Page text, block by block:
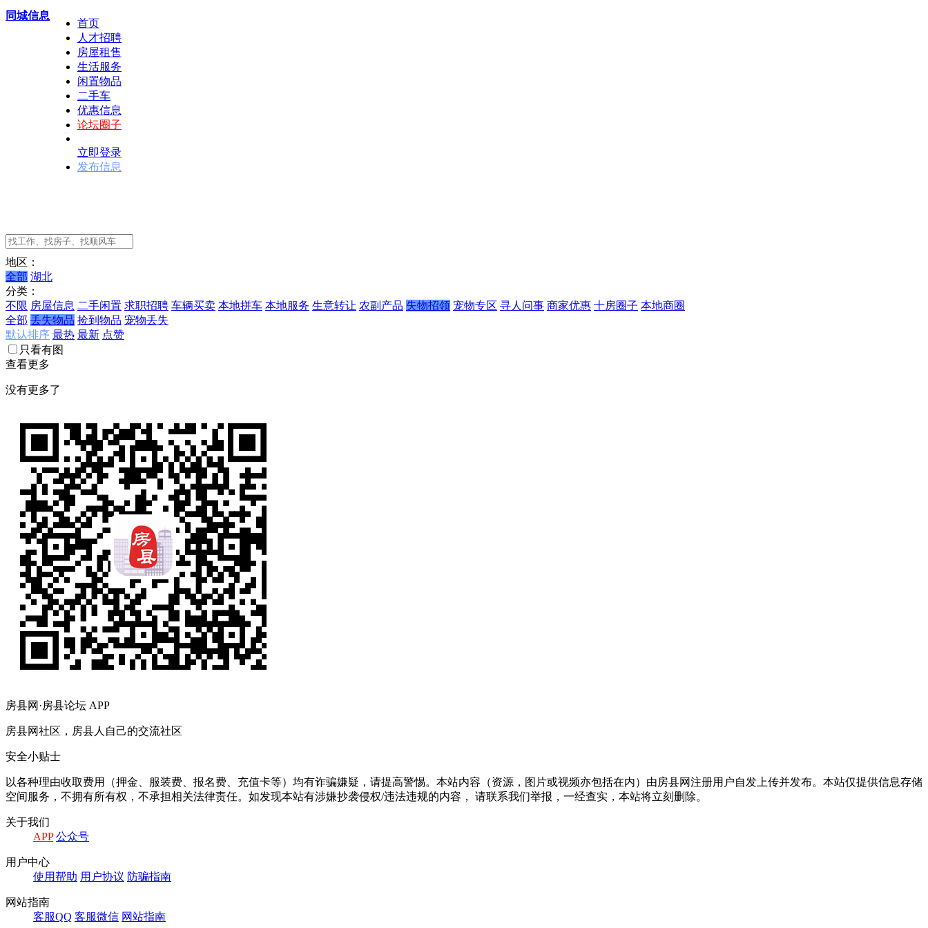
同城信息
首页
人才招聘
房屋租售
生活服务
闲置物品
二手车
优惠信息
论坛圈子
立即登录
发布信息
地区：
全部 湖北
分类：
不限 房屋信息 二手闲置 求职招聘 车辆买卖 本地拼车 本地服务 生意转让 农副产品 失物招领 宠物专区 寻人问事 商家优惠 十房圈子 本地商圈
全部 丢失物品 捡到物品 宠物丢失
默认排序 最热 最新 点赞
只看有图
查看更多
没有更多了
房县网·房县论坛 APP
房县网社区，房县人自己的交流社区
安全小贴士
以各种理由收取费用（押金、服装费、报名费、充值卡等）均有诈骗嫌疑，请提高警惕。本站内容（资源，图片或视频亦包括在内）由房县网注册用户自发上传并发布。本站仅提供信息存储
空间服务，不拥有所有权，不承担相关法律责任。如发现本站有涉嫌抄袭侵权/违法违规的内容， 请联系我们举报，一经查实，本站将立刻删除。
关于我们
APP 公众号
用户中心
使用帮助 用户协议 防骗指南
网站指南
客服QQ 客服微信 网站指南